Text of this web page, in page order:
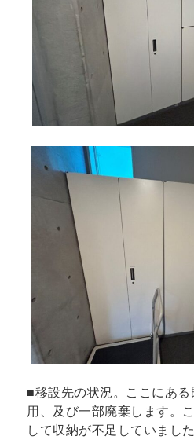
■移設先の状況。ここにあ
用、及び一部廃棄します。
して収納が不足していました